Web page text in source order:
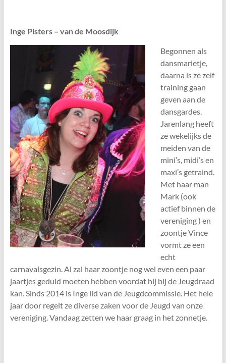
Inge Pisters – van de Moosdijk
Begonnen als
dansmarietje,
daarna is ze zelf
training gaan
geven aan de
dansgardes.
Jarenlang heeft
ze wekelijks de
meiden van de
mini’s, midi’s en
maxi’s getraind.
Met haar man
Mark (ook
actief binnen de
vereniging ) en
zoontje Vince
vormt ze een
echt
carnavalsgezin. Al zal haar zoontje nog wel even een paar
jaartjes geduld moeten hebben voordat hij bij de Jeugdraad
kan. Sinds 2014 is Inge lid van de Jeugdcommissie. Het hele
jaar door regelt ze diverse zaken voor de Jeugd van onze
vereniging. Vandaag zetten we haar graag in het zonnetje.